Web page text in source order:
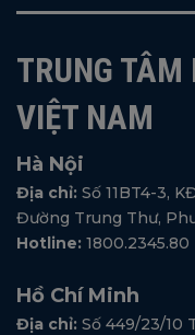
TRUNG TÂM
VIỆT NAM
Hà Nội
Địa chỉ: Số 11BT4-3,
Đường Trung Thư,
Hotline: 1800.2345.80
Hồ Chí Minh
Địa chỉ: Số 449/23/10